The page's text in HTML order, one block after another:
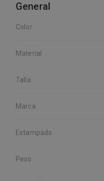
General
Color
Material
Talla
Marca
Estampado
Peso